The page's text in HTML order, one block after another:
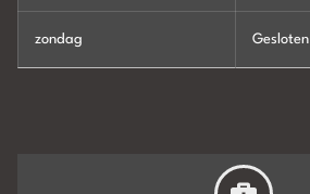
zondag Gesloten